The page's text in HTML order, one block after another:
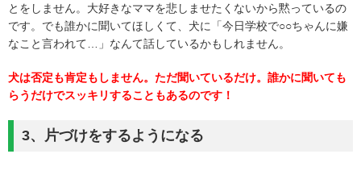
とをしません。大好きなママを悲しませたくないから黙っているの
です。でも誰かに聞いてほしくて、犬に「今日学校で○○ちゃんに嫌
なこと言われて…」なんて話しているかもしれません。
犬は否定も肯定もしません。ただ聞いているだけ。誰かに聞いても
らうだけでスッキリすることもあるのです！
3、片づけをするようになる